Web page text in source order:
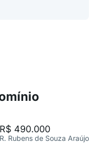
R$ 490.000